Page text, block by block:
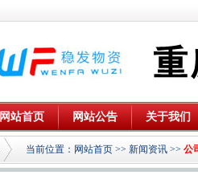
网站首页 网站公告 关于我们
当前位置： 网站首页 >> 新闻资讯 >> 公